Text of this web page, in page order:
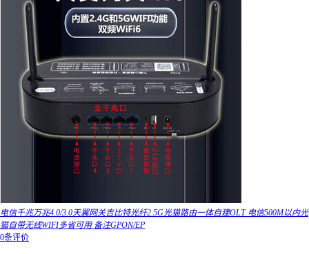
电信千兆万兆4.0/3.0天翼网关吉比特光纤2.5G光猫路由一体自建OLT 电信500M以内光
猫自带无线WIFI多省可用 备注GPON/EP
0条评价